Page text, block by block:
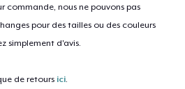
commande, nous ne pouvons pas
pour des tailles ou des couleurs
simplement d'avis.
de retours ici